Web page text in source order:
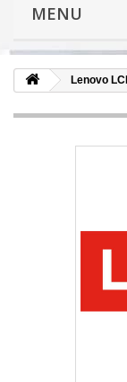
MENU
Lenovo